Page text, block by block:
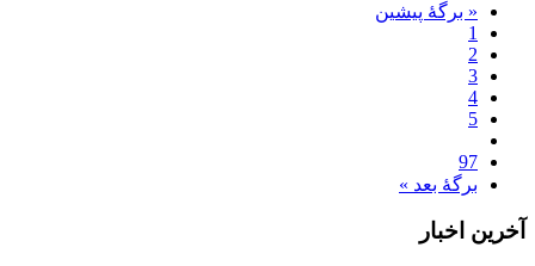
« برگه‌ٔ پیشین
1
2
3
4
5
97
برگهٔ بعد »
آخرین اخبار